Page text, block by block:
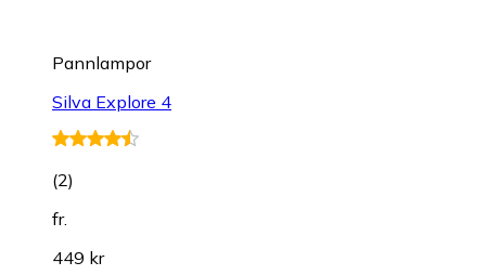
Pannlampor
Silva Explore 4
(2)
fr.
449 kr